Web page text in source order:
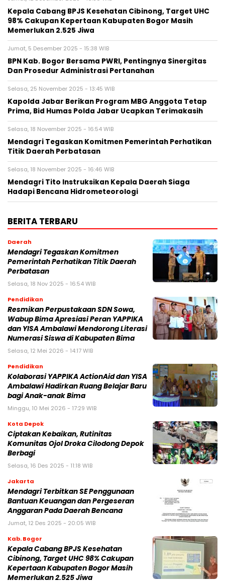
Kepala Cabang BPJS Kesehatan Cibinong, Target UHC
98% Cakupan Kepertaan Kabupaten Bogor Masih
Memerlukan 2.525 Jiwa
Jumat, 5 Desember 2025 - 15:38 WIB
BPN Kab. Bogor Bersama PWRI, Pentingnya Sinergitas
Dan Prosedur Administrasi Pertanahan
Selasa, 25 November 2025 - 13:45 WIB
Kapolda Jabar Berikan Program MBG Anggota Tetap
Prima, Bid Humas Polda Jabar Ucapkan Terimakasih
Selasa, 18 November 2025 - 16:54 WIB
Mendagri Tegaskan Komitmen Pemerintah Perhatikan
Titik Daerah Perbatasan
Selasa, 18 November 2025 - 16:46 WIB
Mendagri Tito Instruksikan Kepala Daerah Siaga
Hadapi Bencana Hidrometeorologi
BERITA TERBARU
Daerah
Mendagri Tegaskan Komitmen
Pemerintah Perhatikan Titik Daerah
Perbatasan
Selasa, 18 Nov 2025 - 16:54 WIB
Pendidikan
Resmikan Perpustakaan SDN Sowa,
Wabup Bima Apresiasi Peran YAPPIKA
dan YISA Ambalawi Mendorong Literasi
Numerasi Siswa di Kabupaten Bima
Selasa, 12 Mei 2026 - 14:17 WIB
Pendidikan
Kolaborasi YAPPIKA ActionAid dan YISA
Ambalawi Hadirkan Ruang Belajar Baru
bagi Anak-anak Bima
Minggu, 10 Mei 2026 - 17:29 WIB
Kota Depok
Ciptakan Kebaikan, Rutinitas
Komunitas Ojol Droka Cilodong Depok
Berbagi
Selasa, 16 Des 2025 - 11:18 WIB
Jakarta
Mendagri Terbitkan SE Penggunaan
Bantuan Keuangan dan Pergeseran
Anggaran Pada Daerah Bencana
Jumat, 12 Des 2025 - 20:05 WIB
Kab. Bogor
Kepala Cabang BPJS Kesehatan
Cibinong, Target UHC 98% Cakupan
Kepertaan Kabupaten Bogor Masih
Memerlukan 2.525 Jiwa